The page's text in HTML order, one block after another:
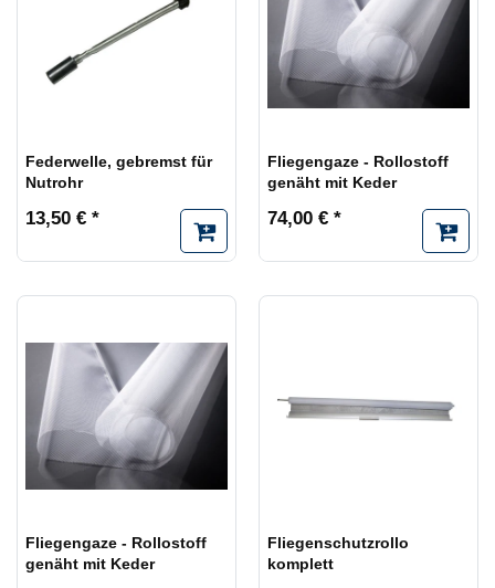
Federwelle, gebremst für
Nutrohr
13,50 € *
Fliegengaze - Rollostoff
genäht mit Keder
74,00 € *
Fliegengaze - Rollostoff
genäht mit Keder
Fliegenschutzrollo
komplett